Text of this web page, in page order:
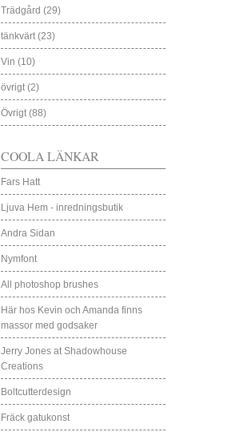
Trädgård (29)
tänkvärt (23)
Vin (10)
övrigt (2)
Övrigt (88)
COOLA LÄNKAR
Fars Hatt
Ljuva Hem - inredningsbutik
Andra Sidan
Nymfont
All photoshop brushes
Här hos Kevin och Amanda finns
massor med godsaker
Jerry Jones at Shadowhouse
Creations
Boltcutterdesign
Fräck gatukonst